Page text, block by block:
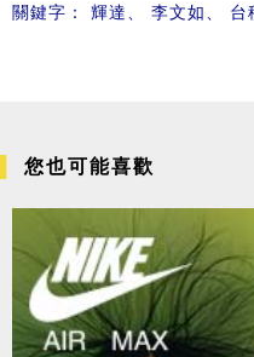
關鍵字： 輝達 李文如 台
您也可能喜歡